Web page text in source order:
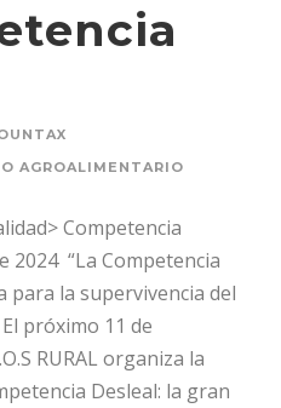
AGROALIMENTARIO
Competencia
2024 “La Competencia
para la supervivencia del
próximo 11 de
RURAL organiza la
Desleal: la gran